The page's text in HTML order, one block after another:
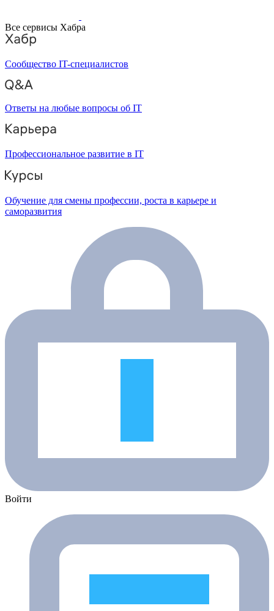
Все сервисы Хабра
Сообщество IT-специалистов
Ответы на любые вопросы об IT
Профессиональное развитие в IT
Обучение для смены профессии, роста в карьере и
саморазвития
Войти